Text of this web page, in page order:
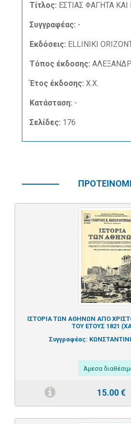
Τίτλος: ΕΣΤΙΑΣ ΦΑΓΗΤΑ
Συγγραφέας: -
Εκδόσεις: ELLINIKI
Τόπος έκδοσης:
Έτος έκδοσης: Χ.Χ.
Κατάσταση: -
Σελίδες: 176
ΙΣΤΟΡΙΑ ΤΩΝ ΑΘΗΝΩΝ ΑΠΟ
ΤΟΥ ΕΤΟΥΣ 1821
Συγγραφέας:
Άμεσα
15.00€